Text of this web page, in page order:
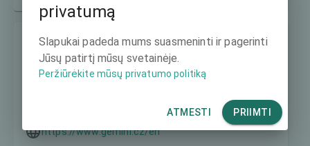
Gemini EYE CLINIC
Dr. M. Horákové 49/137, Rochlice 1, Čekija, 460 06
https://www.gemini.cz/en
privatumą
Slapukai padeda mums suasmeninti ir pagerinti
Jūsų patirtį mūsų svetainėje.
Peržiūrėkite mūsų privatumo politiką
ATMESTI PRIIMTI